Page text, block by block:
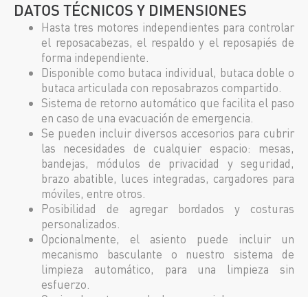
DATOS TÉCNICOS Y DIMENSIONES
Hasta tres motores independientes para controlar
el reposacabezas, el respaldo y el reposapiés de
forma independiente.
Disponible como butaca individual, butaca doble o
butaca articulada con reposabrazos compartido.
Sistema de retorno automático que facilita el paso
en caso de una evacuación de emergencia.
Se pueden incluir diversos accesorios para cubrir
las necesidades de cualquier espacio: mesas,
bandejas, módulos de privacidad y seguridad,
brazo abatible, luces integradas, cargadores para
móviles, entre otros.
Posibilidad de agregar bordados y costuras
personalizados.
Opcionalmente, el asiento puede incluir un
mecanismo basculante o nuestro sistema de
limpieza automático, para una limpieza sin
esfuerzo.